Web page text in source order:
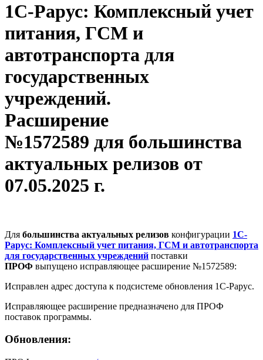
1С-Рарус: Комплексный учет
питания, ГСМ и
автотранспорта для
государственных
учреждений.
Расширение
№1572589 для большинства
актуальных релизов от
07.05.2025 г.
Для большинства актуальных релизов конфигурации 1С-
Рарус: Комплексный учет питания, ГСМ и автотранспорта
для государственных учреждений поставки
ПРОФ выпущено исправляющее расширение №1572589:
Исправлен адрес доступа к подсистеме обновления 1С-Рарус.
Исправляющее расширение предназначено для ПРОФ
поставок программы.
Обновления: